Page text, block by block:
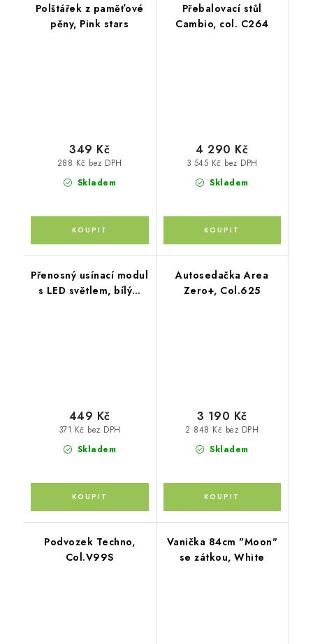
Polštářek z paměťové
pěny, Pink stars
Skladem
288 Kč bez DPH
349 Kč
Přebalovací stůl
Cambio, col. C264
Skladem
3 545 Kč bez DPH
4 290 Kč
Přenosný usínací modul
s LED světlem, bílým
Skladem
371 Kč bez DPH
449 Kč
Autosedačka Area
Zero+, Col.625
Skladem
2 848 Kč bez DPH
3 190 Kč
Podvozek Techno,
Col.V99S
Vanička 84cm "Moon"
se zátkou, White